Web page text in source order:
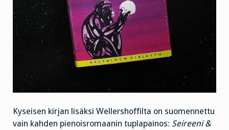
Kyseisen kirjan lisäksi Wellershoffilta on suomennettu
vain kahden pienoisromaanin tuplapainos: Seireeni &